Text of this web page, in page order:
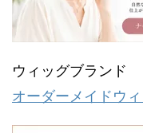
ウィッグブランド
オーダーメイドウ